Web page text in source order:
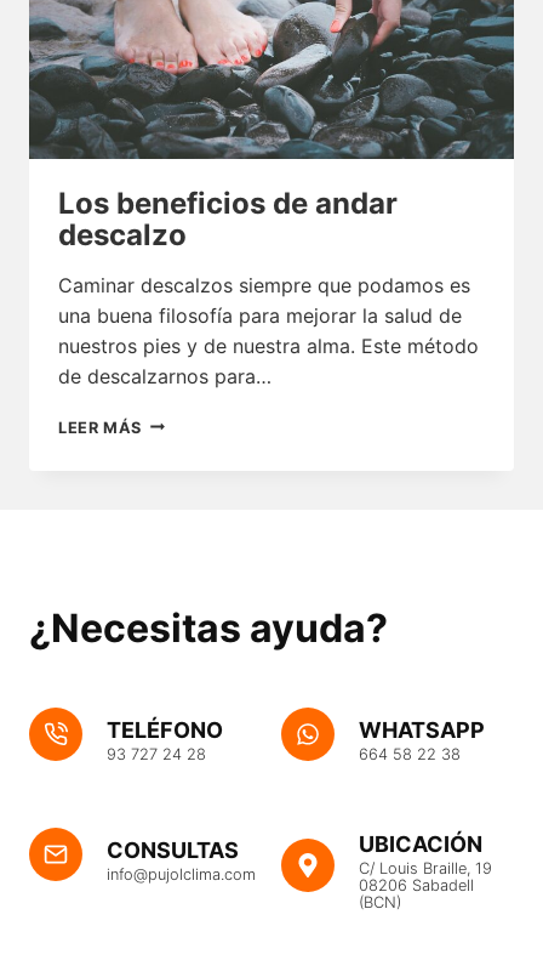
Los beneficios de andar
descalzo
Caminar descalzos siempre que podamos es
una buena filosofía para mejorar la salud de
nuestros pies y de nuestra alma. Este método
de descalzarnos para…
LEER MÁS LOS
¿Necesitas ayuda?
TELÉFONO
93 727 24 28
WHATSAPP
664 58 22 38
CONSULTAS
info@pujolclima.com
UBICACIÓN
C/ Louis Braille, 19
08206 Sabadell
(BCN)